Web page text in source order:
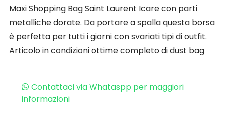
Maxi Shopping Bag Saint Laurent Icare con parti
metalliche dorate. Da portare a spalla questa borsa
è perfetta per tutti i giorni con svariati tipi di outfit.
Articolo in condizioni ottime completo di dust bag
Contattaci via Whataspp per maggiori
informazioni